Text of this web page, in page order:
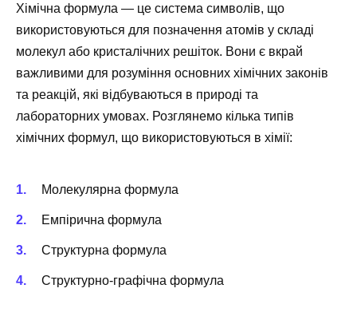
Хімічна формула — це система символів, що
використовуються для позначення атомів у складі
молекул або кристалічних решіток. Вони є вкрай
важливими для розуміння основних хімічних законів
та реакцій, які відбуваються в природі та
лабораторних умовах. Розглянемо кілька типів
хімічних формул, що використовуються в хімії:
Молекулярна формула
Емпірична формула
Структурна формула
Структурно-графічна формула